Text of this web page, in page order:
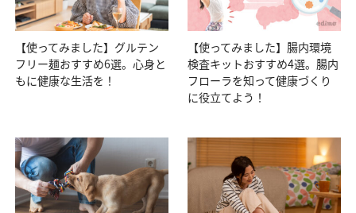
【使ってみました】グルテン
フリー麺おすすめ6選。心身と
もに健康な生活を！
【使ってみました】腸内環境
検査キットおすすめ4選。腸内
フローラを知って健康づくり
に役立てよう！